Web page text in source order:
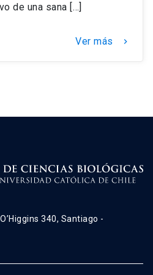
de una sana […]
Ver más keyboard_arrow_right
340, Santiago -